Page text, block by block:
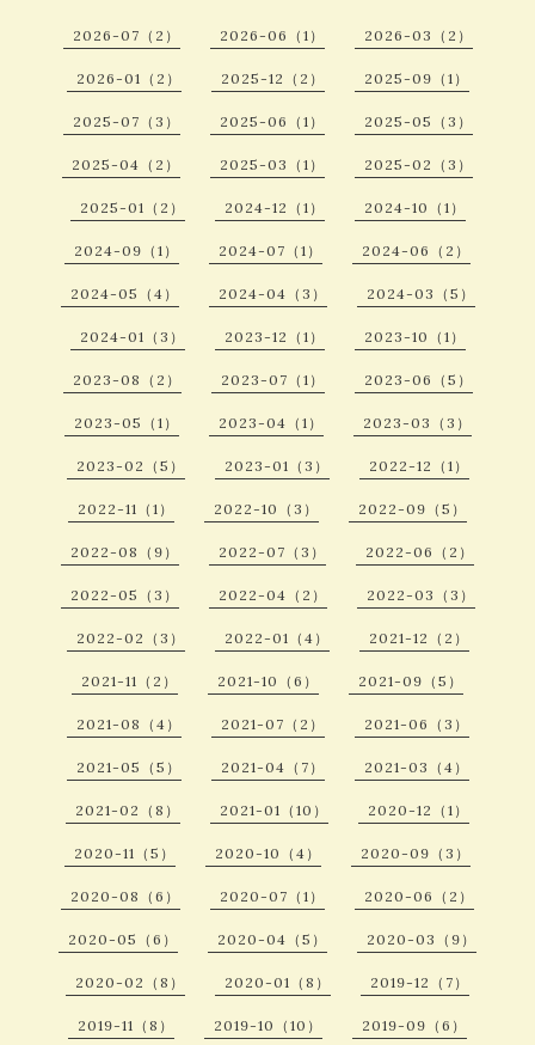
2026-07（2） 2026-06（1） 2026-03（2）
2026-01（2） 2025-12（2） 2025-09（1）
2025-07（3） 2025-06（1） 2025-05（3）
2025-04（2） 2025-03（1） 2025-02（3）
2025-01（2） 2024-12（1） 2024-10（1）
2024-09（1） 2024-07（1） 2024-06（2）
2024-05（4） 2024-04（3） 2024-03（5）
2024-01（3） 2023-12（1） 2023-10（1）
2023-08（2） 2023-07（1） 2023-06（5）
2023-05（1） 2023-04（1） 2023-03（3）
2023-02（5） 2023-01（3） 2022-12（1）
2022-11（1） 2022-10（3） 2022-09（5）
2022-08（9） 2022-07（3） 2022-06（2）
2022-05（3） 2022-04（2） 2022-03（3）
2022-02（3） 2022-01（4） 2021-12（2）
2021-11（2） 2021-10（6） 2021-09（5）
2021-08（4） 2021-07（2） 2021-06（3）
2021-05（5） 2021-04（7） 2021-03（4）
2021-02（8） 2021-01（10） 2020-12（1）
2020-11（5） 2020-10（4） 2020-09（3）
2020-08（6） 2020-07（1） 2020-06（2）
2020-05（6） 2020-04（5） 2020-03（9）
2020-02（8） 2020-01（8） 2019-12（7）
2019-11（8） 2019-10（10） 2019-09（6）